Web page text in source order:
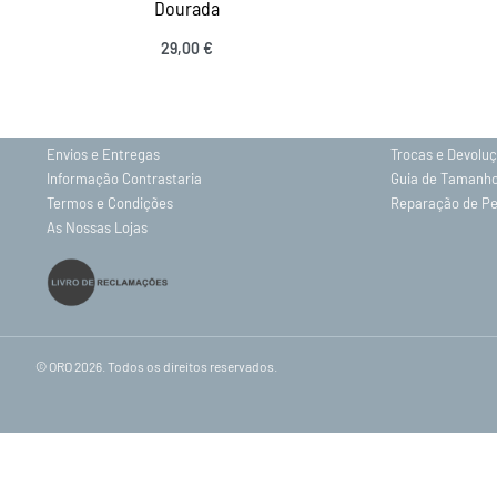
Dourada
29,00€
Envios e Entregas
Trocas e
Informação Contrastaria
Guia de
Termos e Condições
Reparação de
As Nossas Lojas
© ORO 2026. Todos os direitos reservados.